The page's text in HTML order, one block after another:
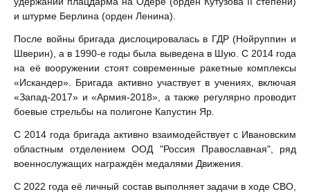
и штурме Берлина (орден Ленина).
После войны бригада дислоцировалась в ГДР (Нойруппин и
Шверин), а в 1990-е годы была выведена в Шую. С 2014 года
на её вооружении стоят современные ракетные комплексы
«Искандер». Бригада активно участвует в учениях, включая
«Запад-2017» и «Армия-2018», а также регулярно проводит
боевые стрельбы на полигоне Капустин Яр.
С 2014 года бригада активно взаимодействует с Ивановским
областным отделением ООД "Россия Православная", ряд
военнослужащих награждён медалями Движения.
С 2022 года её личный состав выполняет задачи в ходе СВО,